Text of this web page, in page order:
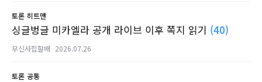
토론 히트맨
싱글벙글 미카엘라 공개 라이브 이후 쪽지 읽기 (40)
무신사힙할배 2026.07.26
토론 공통